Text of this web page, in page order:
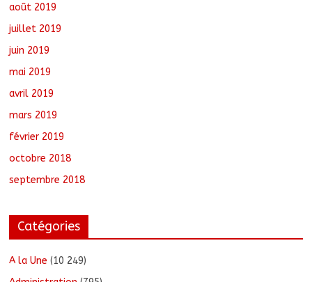
août 2019
juillet 2019
juin 2019
mai 2019
avril 2019
mars 2019
février 2019
octobre 2018
septembre 2018
Catégories
A la Une (10 249)